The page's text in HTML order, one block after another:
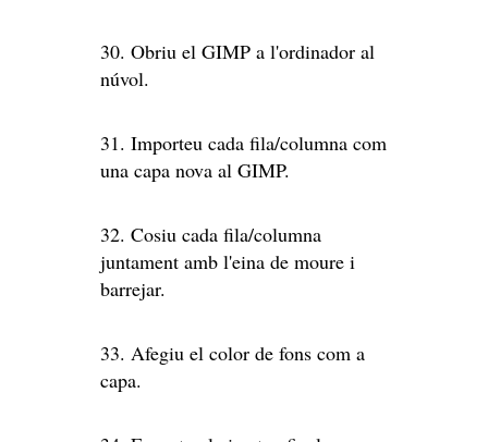
30. Obriu el GIMP a l'ordinador al
núvol.
31. Importeu cada fila/columna com
una capa nova al GIMP.
32. Cosiu cada fila/columna
juntament amb l'eina de moure i
barrejar.
33. Afegiu el color de fons com a
capa.